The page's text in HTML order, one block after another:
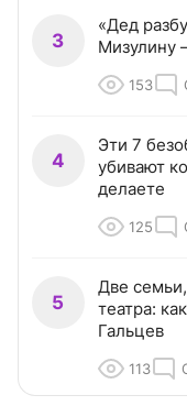
3
«Дед
Мизулину
153
4
Эти 7
убивают
делаете
125
5
Две
театра:
Гальцев
113